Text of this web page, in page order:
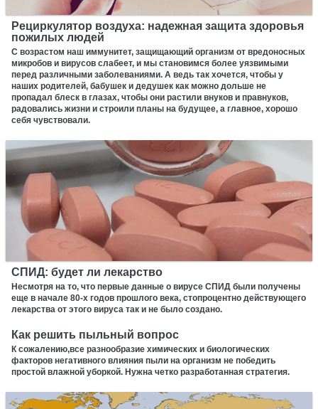
Рециркулятор воздуха: надежная защита здоровья
пожилых людей
С возрастом наш иммунитет, защищающий организм от вредоносных
микробов и вирусов слабеет, и мы становимся более уязвимыми
перед различными заболеваниями. А ведь так хочется, чтобы у
наших родителей, бабушек и дедушек как можно дольше не
пропадал блеск в глазах, чтобы они растили внуков и правнуков,
радовались жизни и строили планы на будущее, а главное, хорошо
себя чувствовали.
СПИД: будет ли лекарство
Несмотря на то, что первые данные о вирусе СПИД были получены
еще в начале 80-х годов прошлого века, стопроцентно действующего
лекарства от этого вируса так и не было создано.
Как решить пыльный вопрос
К сожалению,все разнообразие химических и биологических
факторов негативного влияния пыли на организм не победить
простой влажной уборкой. Нужна четко разработанная стратегия.